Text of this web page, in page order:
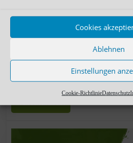
Cookies
Ablehnen
Einstellungen
Cookie-RichtlinieDatenschutz
07:36
Nach anfänglichen Schwierigkeiten
Dienstagabend im Nachholspiel des 23.